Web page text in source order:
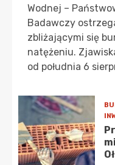
Wodnej –
Badawczy
zbliżającymi się
natężeniu.
od południa 6